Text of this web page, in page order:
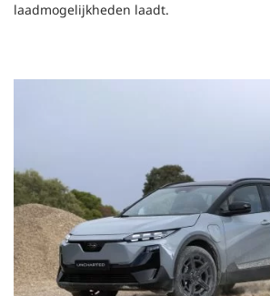
laadmogelijkheden laadt.